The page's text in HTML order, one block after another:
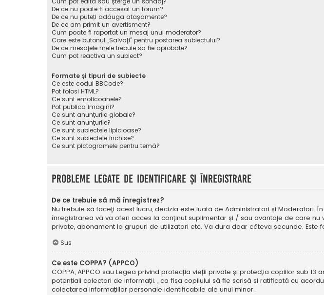
De ce nu poate fi accesat un forum?
De ce nu puteți adăuga atașamente?
De ce am primit un avertisment?
Cum poate fi raportat un mesaj unui moderator?
Care este butonul „Salvați” pentru postarea subiectului?
De ce mesajele mele trebuie să fie aprobate?
Cum pot reactiva un subiect?
Formate și tipuri de subiecte
Ce este codul BBCode?
Pot folosi HTML?
Ce sunt emoticoanele?
Pot publica imagini?
Ce sunt anunţurile globale?
Ce sunt anunţurile?
Ce sunt subiectele lipicioase?
Ce sunt subiectele închise?
Ce sunt pictogramele pentru temă?
Probleme legate de identificare și înregistrare
De ce trebuie să mă înregistrez?
Nu trebuie să faceți acest lucru, decizia este luată de Administratori și Moderatori.
înregistrarea vă va oferi acces la conținut suplimentar și / sau avantaje de care
private, abonament la grupuri de utilizatori etc. Va dura doar câteva secunde. Este
Sus
Ce este COPPA? (APPCO)
COPPA, APPCO sau Legea privind protecția vieții private și protecția copiilor sub
potențiali colectori de informații. , ca fișa copilului să fie scrisă și ratificată cu
colectarea informațiilor personale identificabile ale unui minor.